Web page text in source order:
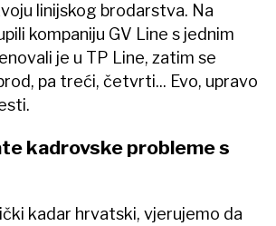
linijskog brodarstva. Na
kompaniju GV Line s jednim
je u TP Line, zatim se
pa treći, četvrti... Evo, upravo
kadrovske probleme s
kadar hrvatski, vjerujemo da